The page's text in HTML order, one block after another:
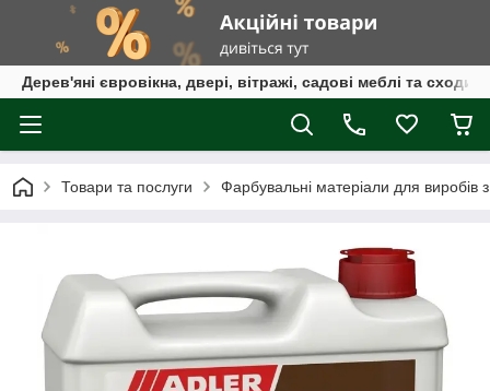
Дерев'яні євровікна, двері, вітражі, садові меблі та сходи
Товари та послуги Фарбувальні матеріали для виробів